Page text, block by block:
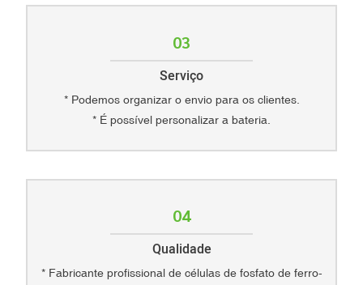
03
Serviço
* Podemos organizar o envio para os clientes.
* É possível personalizar a bateria.
04
Qualidade
* Fabricante profissional de células de fosfato de ferro-